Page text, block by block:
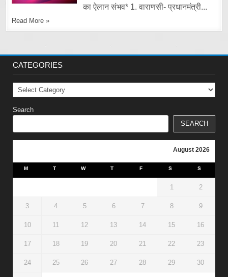
का ऐलान संभव* 1. वाराणसी- प्रधानमंत्री...
Read More »
CATEGORIES
Categories
Search
SEARCH
August 2026
M T W T F S S
1 2
3 4 5 6 7 8 9
10 11 12 13 14 15 16
17 18 19 20 21 22 23
24 25 26 27 28 29 30